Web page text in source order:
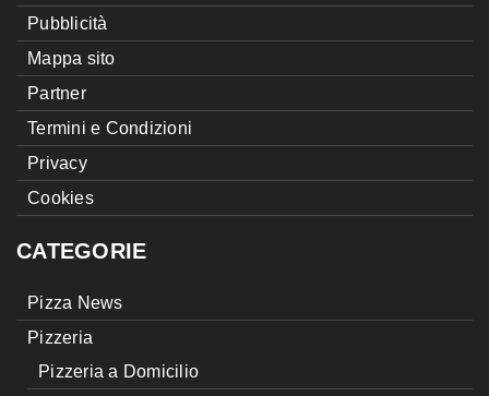
Pubblicità
Mappa sito
Partner
Termini e Condizioni
Privacy
Cookies
CATEGORIE
Pizza News
Pizzeria
Pizzeria a Domicilio